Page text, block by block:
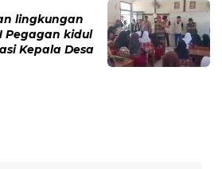
lingkungan
Pegagan kidul
Kepala Desa